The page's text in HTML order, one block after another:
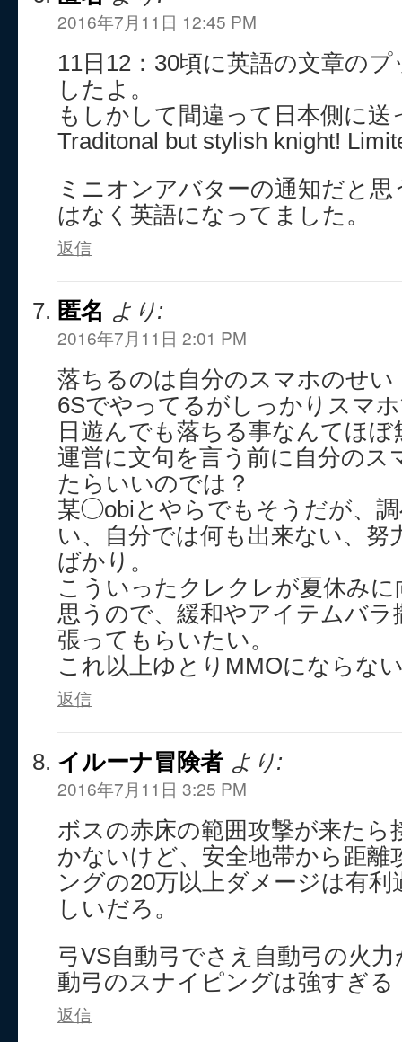
2016年7月11日 12:45 PM
11日12：30頃に英語の文章の
したよ。
もしかして間違って日本側に
Traditonal but stylish knight!
ミニオンアバターの通知だと
はなく英語になってました。
返信
匿名 より:
2016年7月11日 2:01 PM
落ちるのは自分のスマホのせい
6Sでやってるがしっかりスマ
日遊んでも落ちる事なんてほぼ
運営に文句を言う前に自分のス
たらいいのでは？
某◯obiとやらでもそうだが、
い、自分では何も出来ない、努
ばかり。
こういったクレクレが夏休み
思うので、緩和やアイテムバラ
張ってもらいたい。
これ以上ゆとりMMOにならな
返信
イルーナ冒険者 より:
2016年7月11日 3:25 PM
ボスの赤床の範囲攻撃が来たら
かないけど、安全地帯から距離
ングの20万以上ダメージは有
しいだろ。
弓VS自動弓でさえ自動弓の火
動弓のスナイピングは強すぎる
返信